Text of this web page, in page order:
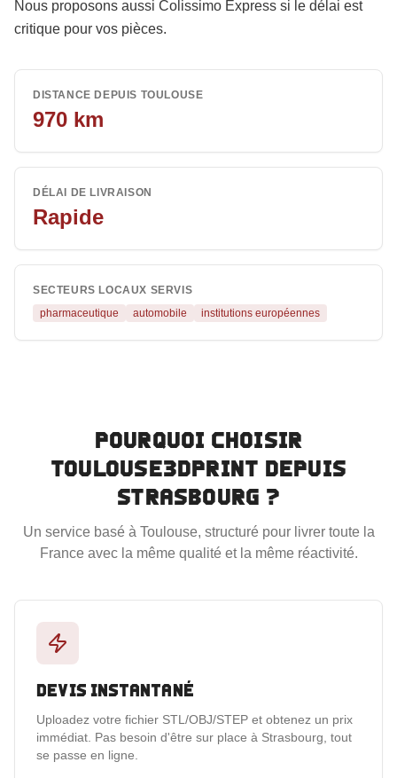
Nous proposons aussi Colissimo Express si le délai est
critique pour vos pièces.
DISTANCE DEPUIS TOULOUSE
970 km
DÉLAI DE LIVRAISON
Rapide
SECTEURS LOCAUX SERVIS
pharmaceutique
automobile institutions européennes
Pourquoi choisir
Toulouse3DPrint depuis
Strasbourg ?
Un service basé à Toulouse, structuré pour livrer toute la
France avec la même qualité et la même réactivité.
Devis instantané
Uploadez votre fichier STL/OBJ/STEP et obtenez un prix
immédiat. Pas besoin d'être sur place à Strasbourg, tout
se passe en ligne.